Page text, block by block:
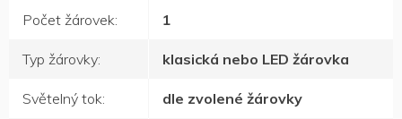
Počet žárovek: 1
Typ žárovky: klasická nebo LED žárovka
Světelný tok: dle zvolené žárovky